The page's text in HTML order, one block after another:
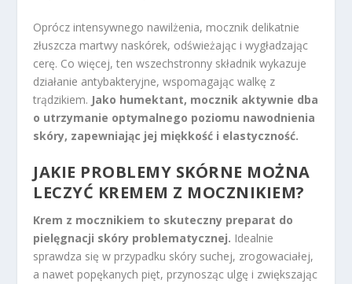
Oprócz intensywnego nawilżenia, mocznik delikatnie
złuszcza martwy naskórek, odświeżając i wygładzając
cerę. Co więcej, ten wszechstronny składnik wykazuje
działanie antybakteryjne, wspomagając walkę z
trądzikiem. Jako humektant, mocznik aktywnie dba
o utrzymanie optymalnego poziomu nawodnienia
skóry, zapewniając jej miękkość i elastyczność.
JAKIE PROBLEMY SKÓRNE MOŻNA
LECZYĆ KREMEM Z MOCZNIKIEM?
Krem z mocznikiem to skuteczny preparat do
pielęgnacji skóry problematycznej. Idealnie
sprawdza się w przypadku skóry suchej, zrogowaciałej,
a nawet popękanych pięt, przynosząc ulgę i zwiększając